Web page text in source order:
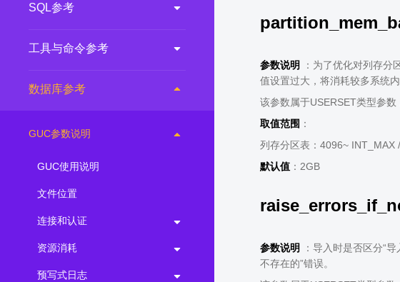
SQL参考
工具与命令参考
数据库参考
GUC参数说明
GUC使用说明
文件位置
连接和认证
资源消耗
预写式日志
参数说明
：为了优化对列存分
值设置过大，将消耗较多系统
该参数属于USERSET类型参数
取值范围 ：
列存分区表：4096~ INT_MAX
默认值 ：2GB
参数说明
：导入时是否区分“
不存在的”错误。